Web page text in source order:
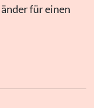
für einen